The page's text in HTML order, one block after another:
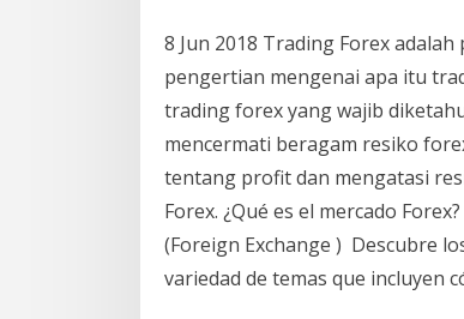
8 Jun 2018 Trading Forex
pengertian mengenai apa itu
trading forex yang wajib
mencermati beragam resiko
tentang profit dan mengatasi
Forex. ¿Qué es el mercado
(Foreign Exchange ) Descubre
variedad de temas que incluyen